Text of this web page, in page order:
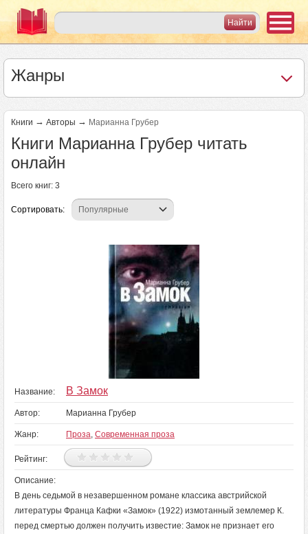
Жанры
Книги → Авторы → Марианна Грубер
Книги Марианна Грубер читать
онлайн
Всего книг: 3
Сортировать:
Название: В Замок
Автор: Марианна Грубер
Жанр: Проза, Современная проза
Рейтинг:
Описание:
В день седьмой в незавершенном романе классика австрийской
литературы Франца Кафки «Замок» (1922) измотанный землемер К.
перед смертью должен получить известие: Замок не признает его